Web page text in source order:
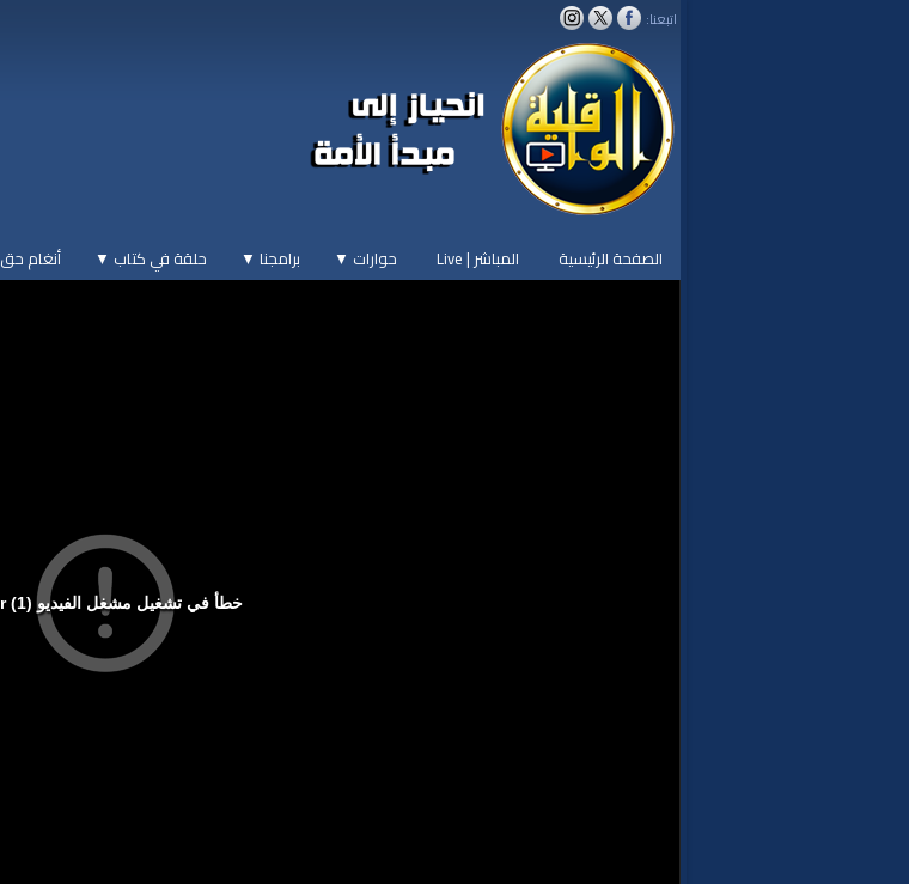
اتبعنا:
الصفحة الرئيسية المباشر | Live حوارات ▼ برامجنا ▼ حلقة في كتاب ▼ أنغام حق
خطأ في تشغيل مشغل الفيديو (1) error